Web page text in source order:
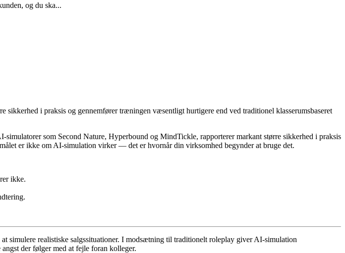
og du ska...
i praksis og gennemfører træningen væsentligt hurtigere end ved traditionel klasserumsbaseret
som Second Nature, Hyperbound og MindTickle, rapporterer markant større sikkerhed i praksis
er ikke om AI-simulation virker — det er hvornår din virksomhed begynder at bruge det.
ikke.
simulere realistiske salgssituationer. I modsætning til traditionelt roleplay giver AI-simulation
der følger med at fejle foran kolleger.